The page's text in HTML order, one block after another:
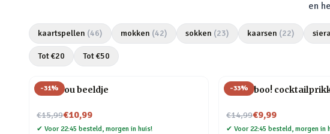
en
kaartspellen (46) mokken (42) sokken (23) kaarsen (22)
Tot €20 Tot €50
-31%
Love you beeldje
€15,99
Nu voor€10,99
✔ Voor 22:45 besteld, morgen in huis!
-33%
Pick a boo!
€14,99
Nu voor€9,99
✔ Voor 22:45 besteld, morgen in